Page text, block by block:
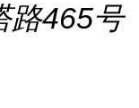
路465号